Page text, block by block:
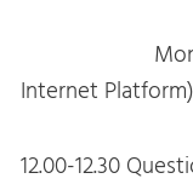
Monsieur
Internet Platform)
12.00-12.30